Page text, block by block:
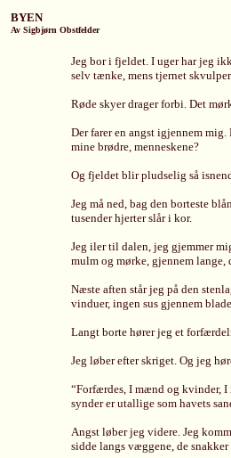
BYEN
Av Sigbjørn Obstfelder
Jeg bor i fjeldet. I uger har jeg
selv tænke, mens tjernet
Røde skyer drager forbi. Det
Der farer en angst igjennem
mine brødre, menneskene?
Og fjeldet blir pludselig så
Jeg må ned, bag den borteste
tusender hjerter slår i kor.
Jeg iler til dalen, jeg gjemmer
mulm og mørke, gjennem lange,
Næste aften står jeg på den
vinduer, ingen sus gjennem
Langt borte hører jeg et
Jeg løber efter skriget. Og jeg
“Forfærdes, I mænd og kvinder, I
synder er utallige som havets
Angst løber jeg videre. Jeg
sidde langs væggene, de